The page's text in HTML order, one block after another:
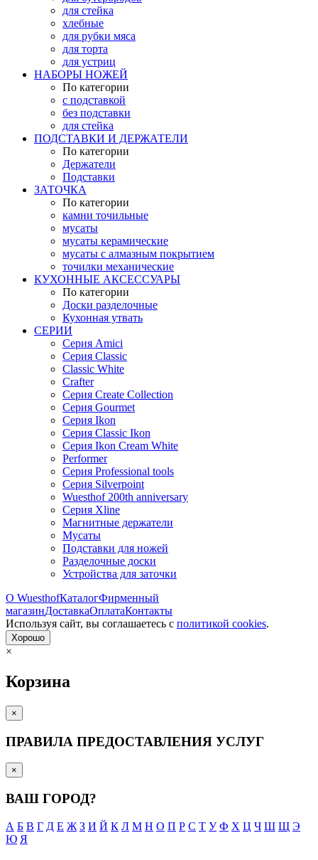
для стейка
хлебные
для рубки мяса
для торта
для устриц
НАБОРЫ НОЖЕЙ
По категории
с подставкой
без подставки
для стейка
ПОДСТАВКИ И ДЕРЖАТЕЛИ
По категории
Держатели
Подставки
ЗАТОЧКА
По категории
камни точильные
мусаты
мусаты керамические
мусаты с алмазным покрытием
точилки механические
КУХОННЫЕ АКСЕССУАРЫ
По категории
Доски разделочные
Кухонная утвать
СЕРИИ
Серия Amici
Серия Classic
Classic White
Crafter
Серия Create Collection
Серия Gourmet
Серия Ikon
Серия Classic Ikon
Серия Ikon Cream White
Performer
Серия Professional tools
Серия Silverpoint
Wuesthof 200th anniversary
Серия Xline
Магнитные держатели
Мусаты
Подставки для ножей
Разделочные доски
Устройства для заточки
О WuesthofКаталогФирменный
магазинДоставкаОплатаКонтакты
Используя сайт, вы согла­шаетесь с политикой cookies.
Хорошо
×
Корзина
×
ПРАВИЛА ПРЕДОСТАВЛЕНИЯ УСЛУГ
×
ВАШ ГОРОД?
А Б В Г Д Е Ж З И Й К Л М Н О П Р С Т У Ф Х Ц Ч Ш Щ Э
Ю Я